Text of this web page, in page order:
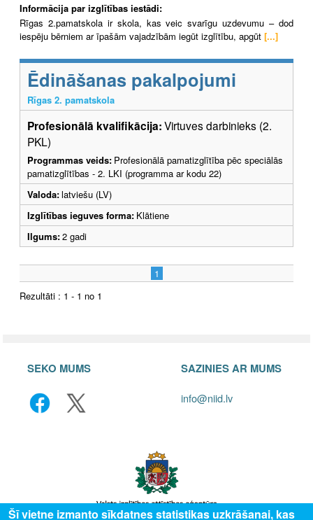
Informācija par izglītības iestādi:
Rīgas 2.pamatskola ir skola, kas veic svarīgu uzdevumu – dod
iespēju bērniem ar īpašām vajadzībām iegūt izglītību, apgūt [...]
Ēdināšanas pakalpojumi
Rīgas 2. pamatskola
Profesionālā kvalifikācija:Virtuves darbinieks (2.
PKL)
Programmas veids: Profesionālā pamatizglītība pēc speciālās
pamatizglītības - 2. LKI (programma ar kodu 22)
Valoda:latviešu (LV)
Izglītības ieguves forma: Klātiene
Ilgums:2 gadi
1
Rezultāti : 1 - 1 no 1
SEKO MUMS SAZINIES AR MUMS
info@niid.lv
Šī vietne izmanto sīkdatnes statistikas uzkrāšanai, kas